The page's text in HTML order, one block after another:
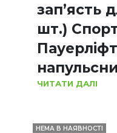
зап’ясть
шт.)
ЧИТАТИ ДАЛІ
НЕМА В НАЯВНОСТІ